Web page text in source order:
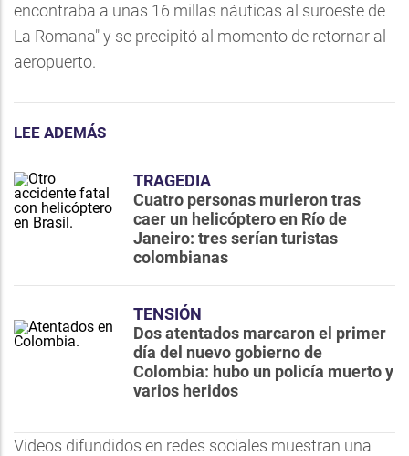
encontraba a unas 16 millas náuticas al suroeste de
La Romana" y se precipitó al momento de retornar al
aeropuerto.
LEE ADEMÁS
TRAGEDIA
Cuatro personas murieron tras
caer un helicóptero en Río de
Janeiro: tres serían turistas
colombianas
TENSIÓN
Dos atentados marcaron el primer
día del nuevo gobierno de
Colombia: hubo un policía muerto y
varios heridos
Videos difundidos en redes sociales muestran una